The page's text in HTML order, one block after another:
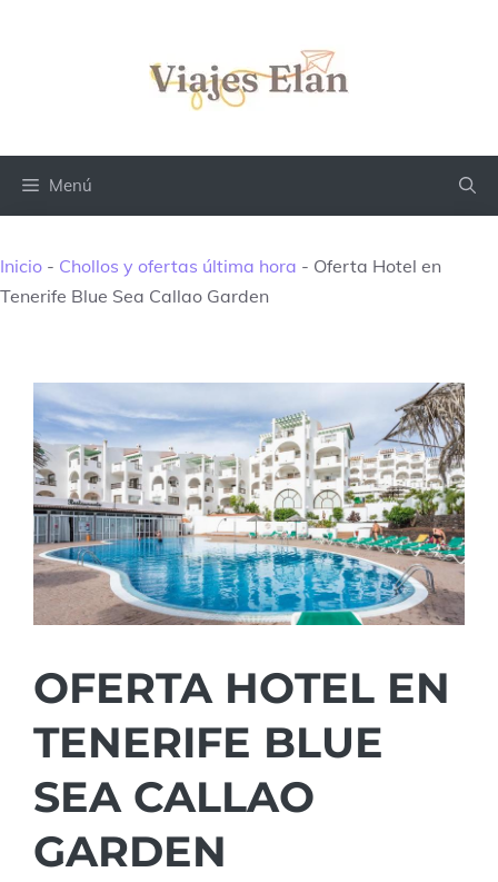
Menú
Inicio - Chollos y ofertas última hora - Oferta Hotel en
Tenerife Blue Sea Callao Garden
OFERTA HOTEL EN
TENERIFE BLUE
SEA CALLAO
GARDEN